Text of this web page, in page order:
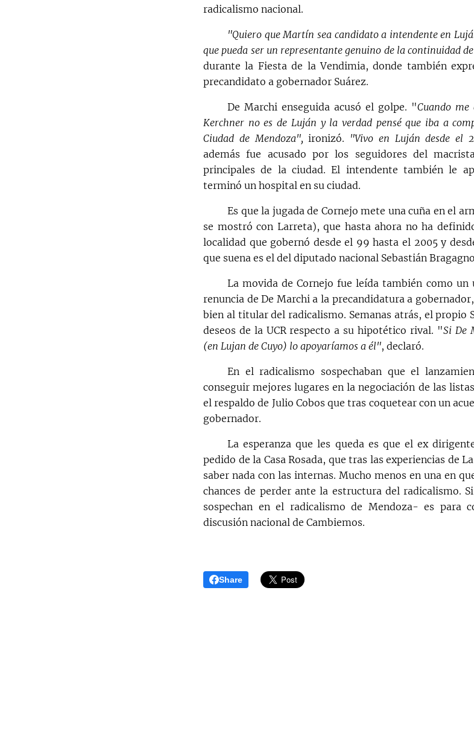
radicalismo nacional.
"Quiero que Martín sea candidato a intendente en
que pueda ser un representante genuino de la continuidad
durante la Fiesta de la Vendimia, donde también
precandidato a gobernador Suárez.
De Marchi enseguida acusó el golpe. "Cuando me
Kerchner no es de Luján y la verdad pensé que iba a
Ciudad de Mendoza", ironizó. "Vivo en Luján desde el
además fue acusado por los seguidores del
principales de la ciudad. El intendente también le
terminó un hospital en su ciudad.
Es que la jugada de Cornejo mete una cuña en el
se mostró con Larreta), que hasta ahora no ha
localidad que gobernó desde el 99 hasta el 2005 y
que suena es el del diputado nacional Sebastián
La movida de Cornejo fue leída también como
renuncia de De Marchi a la precandidatura a
bien al titular del radicalismo. Semanas atrás, el propio
deseos de la UCR respecto a su hipotético rival. "Si De
(en Lujan de Cuyo) lo apoyaríamos a él", declaró.
En el radicalismo sospechaban que el
conseguir mejores lugares en la negociación de las
el respaldo de Julio Cobos que tras coquetear con un
gobernador.
La esperanza que les queda es que el ex
pedido de la Casa Rosada, que tras las experiencias de
saber nada con las internas. Mucho menos en una en
chances de perder ante la estructura del radicalismo.
sospechan en el radicalismo de Mendoza- es para
discusión nacional de Cambiemos.
Share